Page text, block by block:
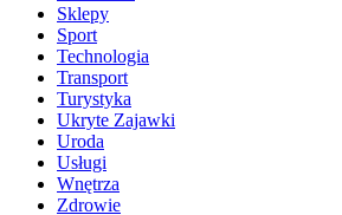
Sklepy
Sport
Technologia
Transport
Turystyka
Ukryte Zajawki
Uroda
Usługi
Wnętrza
Zdrowie